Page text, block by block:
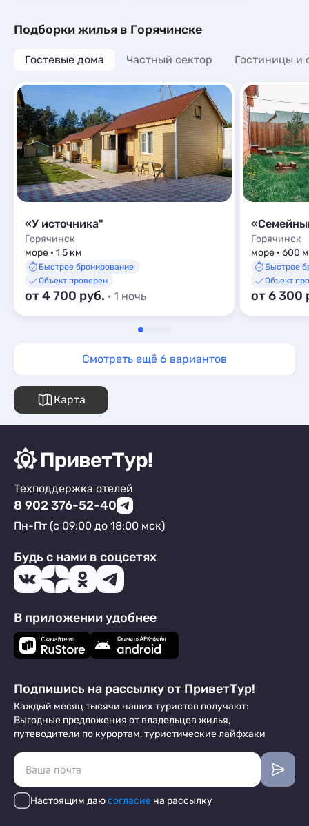
Подборки жилья в Горячинске
Гостевые дома Частный сектор Гостиницы и
«У источника"
Горячинск
море · 1,5 км
Быстрое бронирование
Объект проверен
от 4 700 руб. · 1 ночь
Горячинск
море · 600 м
Быстрое
Объект
от 6 300
Смотреть ещё 6 вариантов
Карта
Техподдержка отелей
8 902 376-52-40
Пн-Пт (с 09:00 до 18:00 мск)
Будь с нами в соцсетях
В приложении удобнее
Подпишись на рассылку от ПриветТур!
Каждый месяц тысячи наших туристов получают:
Выгодные предложения от владельцев жилья,
путеводители по курортам, туристические лайфхаки
Настоящим даюсогласие на рассылку